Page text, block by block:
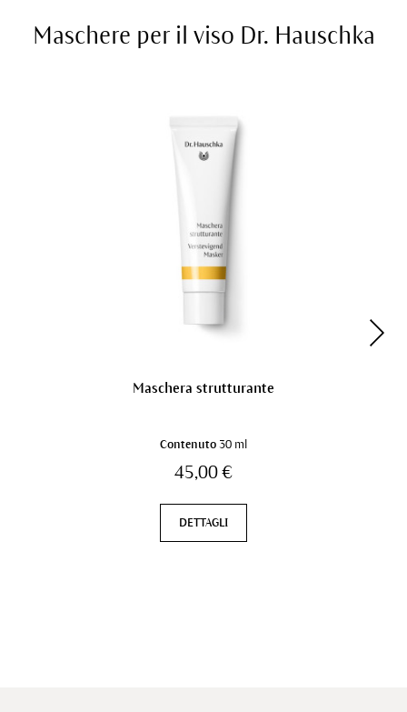
Maschere per il viso Dr. Hauschka
Maschera strutturante
Contenuto 30 ml
45,00 €
DETTAGLI